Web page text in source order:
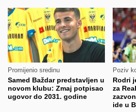
Promijenio sredinu
Samed Baždar predstavljen u
novom klubu: Zmaj potpisao
ugovor do 2031. godine
Poziv
Rodri
za
ide u